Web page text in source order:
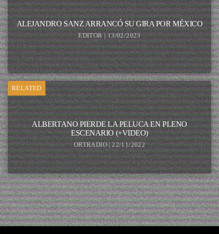
ALEJANDRO SANZ ARRANCÓ SU GIRA POR MÉXICO
EDITOR | 13/02/2023
RELATED
ALBERTANO PIERDE LA PELUCA EN PLENO
ESCENARIO (+VIDEO)
ORTRADIO | 22/11/2022